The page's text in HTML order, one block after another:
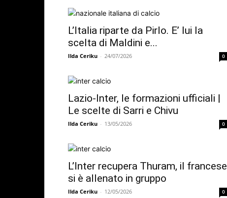
L’Italia riparte da Pirlo. E’ lui la
scelta di Maldini e...
Ilda Ceriku - 24/07/2026 0
Lazio-Inter, le formazioni ufficiali |
Le scelte di Sarri e Chivu
Ilda Ceriku - 13/05/2026 0
L’Inter recupera Thuram, il francese
si è allenato in gruppo
Ilda Ceriku - 12/05/2026 0